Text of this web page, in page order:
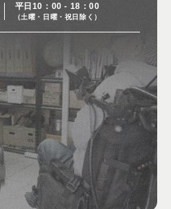
平日10：00 - 18：00
（土曜・日曜・祝日除く）